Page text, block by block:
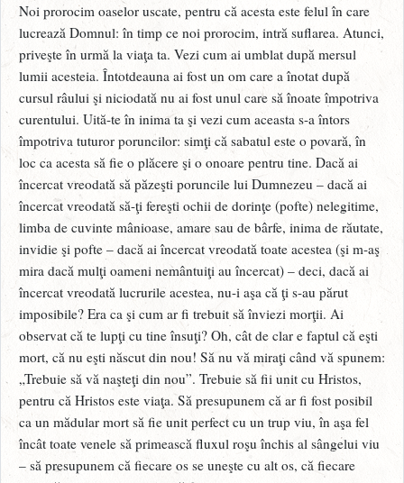
Noi prorocim oaselor uscate, pentru că acesta este felul în care
lucrează Domnul: în timp ce noi prorocim, intră suflarea. Atunci,
priveşte în urmă la viaţa ta. Vezi cum ai umblat după mersul
lumii acesteia. Întotdeauna ai fost un om care a înotat după
cursul râului şi niciodată nu ai fost unul care să înoate împotriva
curentului. Uită-te în inima ta şi vezi cum aceasta s-a întors
împotriva tuturor poruncilor: simţi că sabatul este o povară, în
loc ca acesta să fie o plăcere şi o onoare pentru tine. Dacă ai
încercat vreodată să păzeşti poruncile lui Dumnezeu – dacă ai
încercat vreodată să-ţi fereşti ochii de dorinţe (pofte) nelegitime,
limba de cuvinte mânioase, amare sau de bârfe, inima de răutate,
invidie şi pofte – dacă ai încercat vreodată toate acestea (şi m-aş
mira dacă mulţi oameni nemântuiţi au încercat) – deci, dacă ai
încercat vreodată lucrurile acestea, nu-i aşa că ţi s-au părut
imposibile? Era ca şi cum ar fi trebuit să înviezi morţii. Ai
observat că te lupţi cu tine însuţi? Oh, cât de clar e faptul că eşti
mort, că nu eşti născut din nou! Să nu vă miraţi când vă spunem:
„Trebuie să vă naşteţi din nou”. Trebuie să fii unit cu Hristos,
pentru că Hristos este viaţa. Să presupunem că ar fi fost posibil
ca un mădular mort să fie unit perfect cu un trup viu, în aşa fel
încât toate venele să primească fluxul roşu închis al sângelui viu
– să presupunem că fiecare os se uneşte cu alt os, că fiecare